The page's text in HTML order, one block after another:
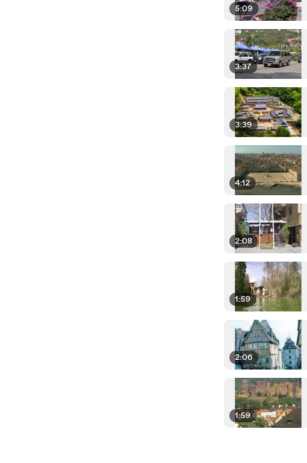
5:09
3:37
3:39
4:12
2:08
1:59
2:06
1:59